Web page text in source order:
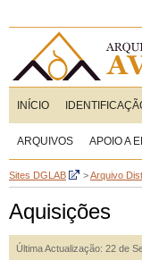
INÍCIO
ARQUIVOS APOIO A
Sites DGLAB >Arquivo
Aquisições
Última Actualização: 22 de